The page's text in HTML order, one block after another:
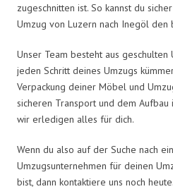
zugeschnitten ist. So kannst du
Umzug von Luzern nach Inegöl den
Unser Team besteht aus geschulten
jeden Schritt deines Umzugs
Verpackung deiner Möbel und
sicheren Transport und dem
wir erledigen alles für dich.
Wenn du also auf der Suche nach
Umzugsunternehmen für deinen
bist, dann kontaktiere uns noch